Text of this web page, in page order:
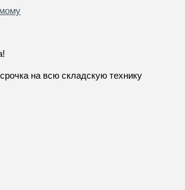
на всю складскую технику